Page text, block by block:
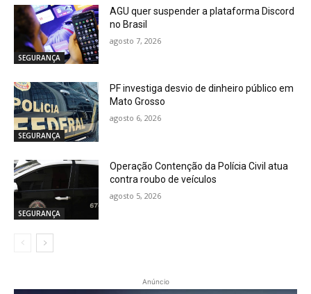
SEGURANÇA
AGU quer suspender a plataforma Discord
no Brasil
agosto 7, 2026
SEGURANÇA
PF investiga desvio de dinheiro público em
Mato Grosso
agosto 6, 2026
SEGURANÇA
Operação Contenção da Polícia Civil atua
contra roubo de veículos
agosto 5, 2026
Anúncio